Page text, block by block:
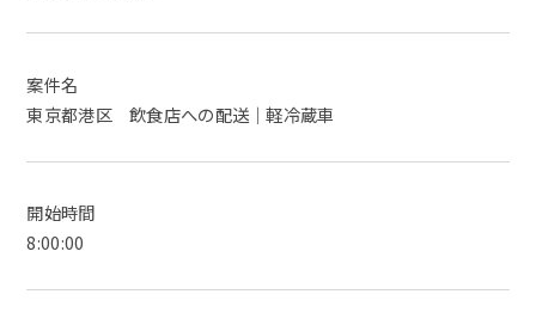
案件名
東京都港区 飲食店への配送｜軽冷蔵車
開始時間
8:00:00